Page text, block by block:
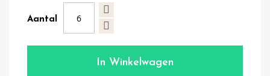
Aantal
In Winkelwagen